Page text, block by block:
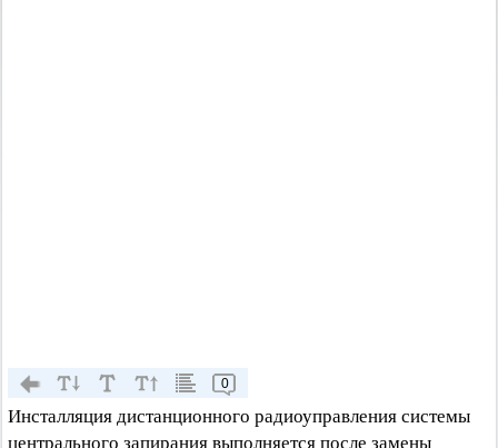
0
Инсталляция дистанционного радиоуправления системы
центрального запирания выполняется после замены